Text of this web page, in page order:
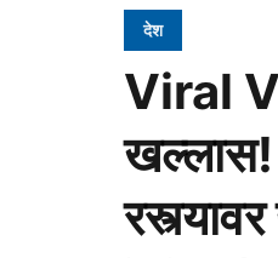
देश
Viral
खल्लास!